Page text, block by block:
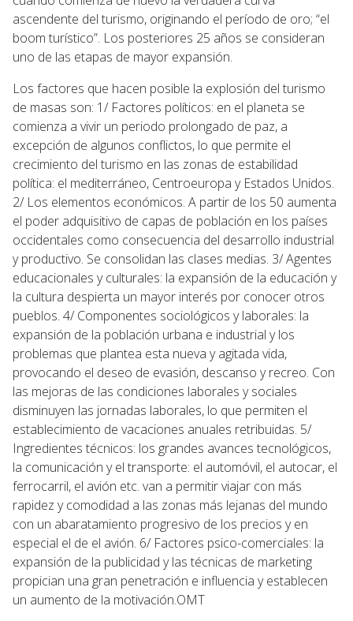
ascendente del turismo, originando el período de oro; “el
boom turístico”. Los posteriores 25 años se consideran
uno de las etapas de mayor expansión.
Los factores que hacen posible la explosión del turismo
de masas son: 1/ Factores políticos: en el planeta se
comienza a vivir un periodo prolongado de paz, a
excepción de algunos conflictos, lo que permite el
crecimiento del turismo en las zonas de estabilidad
política: el mediterráneo, Centroeuropa y Estados Unidos.
2/ Los elementos económicos. A partir de los 50 aumenta
el poder adquisitivo de capas de población en los países
occidentales como consecuencia del desarrollo industrial
y productivo. Se consolidan las clases medias. 3/ Agentes
educacionales y culturales: la expansión de la educación y
la cultura despierta un mayor interés por conocer otros
pueblos. 4/ Componentes sociológicos y laborales: la
expansión de la población urbana e industrial y los
problemas que plantea esta nueva y agitada vida,
provocando el deseo de evasión, descanso y recreo. Con
las mejoras de las condiciones laborales y sociales
disminuyen las jornadas laborales, lo que permiten el
establecimiento de vacaciones anuales retribuidas. 5/
Ingredientes técnicos: los grandes avances tecnológicos,
la comunicación y el transporte: el automóvil, el autocar, el
ferrocarril, el avión etc. van a permitir viajar con más
rapidez y comodidad a las zonas más lejanas del mundo
con un abaratamiento progresivo de los precios y en
especial el de el avión. 6/ Factores psico-comerciales: la
expansión de la publicidad y las técnicas de marketing
propician una gran penetración e influencia y establecen
un aumento de la motivación.OMT